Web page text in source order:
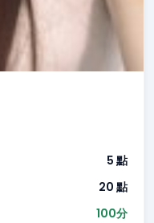
5 點
20 點
100分